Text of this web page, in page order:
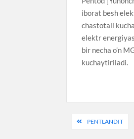
iborat besh
chastotali
elektr
bir necha o’n
kuchaytiriladi.
PostPENTLANDIT